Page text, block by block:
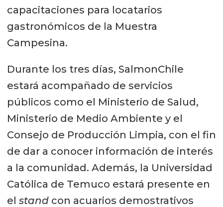
capacitaciones para locatarios
gastronómicos de la Muestra
Campesina.
Durante los tres días, SalmonChile
estará acompañado de servicios
públicos como el Ministerio de Salud,
Ministerio de Medio Ambiente y el
Consejo de Producción Limpia, con el fin
de dar a conocer información de interés
a la comunidad. Además, la Universidad
Católica de Temuco estará presente en
el standcon acuarios demostrativos